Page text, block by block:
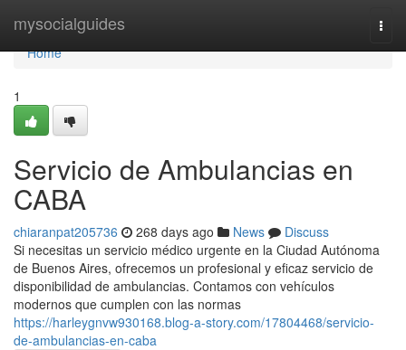
mysocialguides
Home
Home
1
Servicio de Ambulancias en
CABA
chiaranpat205736 268 days ago News
Discuss
Si necesitas un servicio médico urgente en la Ciudad Autónoma
de Buenos Aires, ofrecemos un profesional y eficaz servicio de
disponibilidad de ambulancias. Contamos con vehículos
modernos que cumplen con las normas
https://harleygnvw930168.blog-a-story.com/17804468/servicio-
de-ambulancias-en-caba